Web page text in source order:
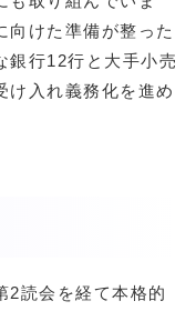
向けた準備が整った
銀行12行と大手小売
け入れ義務化を進め
2読会を経て本格的